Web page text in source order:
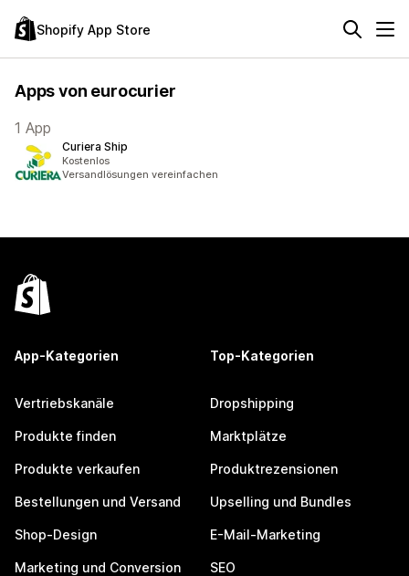
Shopify App Store
Apps von eurocurier
1 App
Curiera Ship
Kostenlos
Versandlösungen vereinfachen
App-Kategorien
Vertriebskanäle
Produkte finden
Produkte verkaufen
Bestellungen und Versand
Shop-Design
Marketing und Conversion
Top-Kategorien
Dropshipping
Marktplätze
Produktrezensionen
Upselling und Bundles
E-Mail-Marketing
SEO